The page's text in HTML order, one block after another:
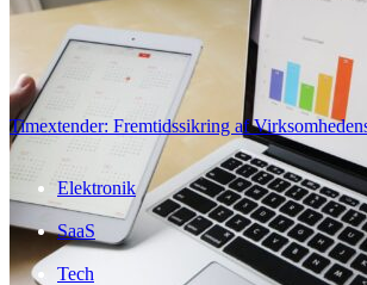
Timextender: Fremtidssikring af
Elektronik
SaaS
Tech